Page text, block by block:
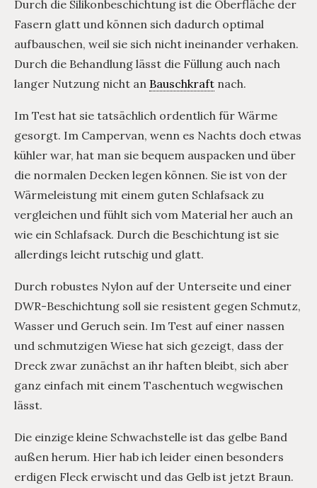
Durch die Silikonbeschichtung ist die Oberfläche der
Fasern glatt und können sich dadurch optimal
aufbauschen, weil sie sich nicht ineinander verhaken.
Durch die Behandlung lässt die Füllung auch nach
langer Nutzung nicht an Bauschkraft nach.
Im Test hat sie tatsächlich ordentlich für Wärme
gesorgt. Im Campervan, wenn es Nachts doch etwas
kühler war, hat man sie bequem auspacken und über
die normalen Decken legen können. Sie ist von der
Wärmeleistung mit einem guten Schlafsack zu
vergleichen und fühlt sich vom Material her auch an
wie ein Schlafsack. Durch die Beschichtung ist sie
allerdings leicht rutschig und glatt.
Durch robustes Nylon auf der Unterseite und einer
DWR-Beschichtung soll sie resistent gegen Schmutz,
Wasser und Geruch sein. Im Test auf einer nassen
und schmutzigen Wiese hat sich gezeigt, dass der
Dreck zwar zunächst an ihr haften bleibt, sich aber
ganz einfach mit einem Taschentuch wegwischen
lässt.
Die einzige kleine Schwachstelle ist das gelbe Band
außen herum. Hier hab ich leider einen besonders
erdigen Fleck erwischt und das Gelb ist jetzt Braun.